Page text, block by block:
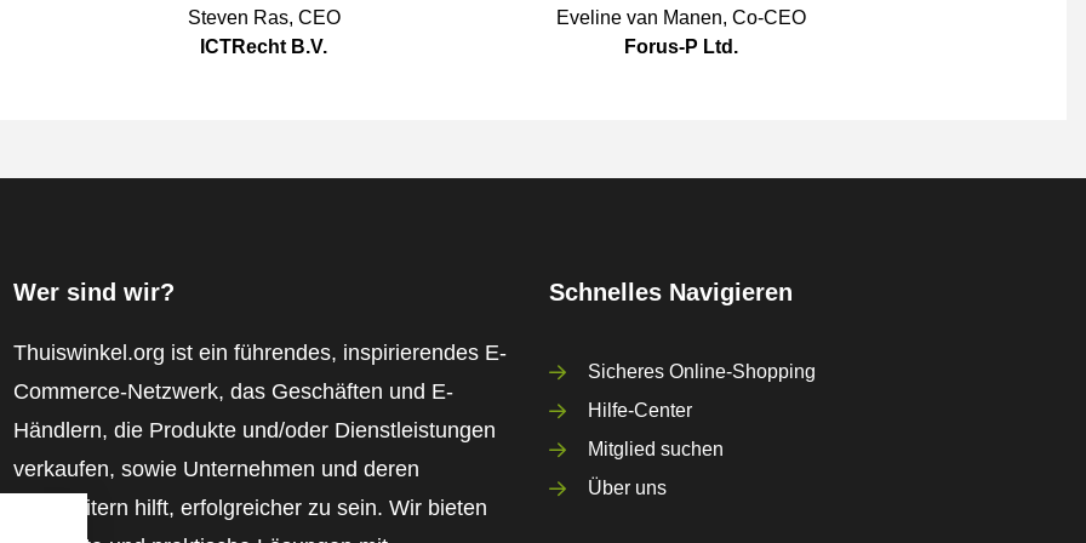
Steven Ras, CEO
ICTRecht B.V.
Eveline van Manen, Co-CEO
Forus-P Ltd.
Wer sind wir?
Thuiswinkel.org ist ein führendes, inspirierendes E-
Commerce-Netzwerk, das Geschäften und E-
Händlern, die Produkte und/oder Dienstleistungen
verkaufen, sowie Unternehmen und deren
Mitarbeitern hilft, erfolgreicher zu sein. Wir bieten
Schnelles Navigieren
Sicheres Online-Shopping
Hilfe-Center
Mitglied suchen
Über uns